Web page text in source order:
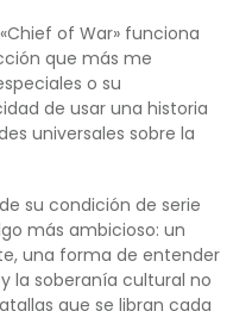
of War» funciona
que más me
o su
de usar una historia
universales sobre la
su condición de serie
más ambicioso: un
una forma de entender
la soberanía cultural no
que se libran cada